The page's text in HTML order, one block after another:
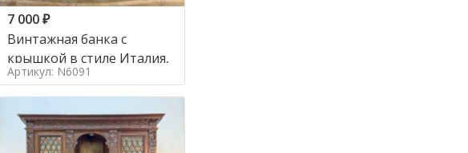
7 000₽
Винтажная банка с
крышкой в стиле Италия,
Артикул: N6091